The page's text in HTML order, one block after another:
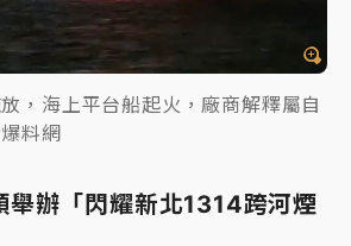
，海上平台船起火，廠商解釋屬自
料網
舉辦「閃耀新北1314跨河煙